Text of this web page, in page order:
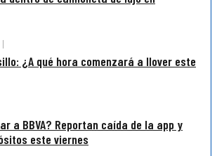
¿A qué hora comenzará a llover este
a BBVA? Reportan caída de la app y
este viernes